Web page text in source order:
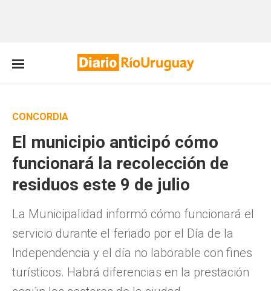
CONCORDIA
El municipio anticipó cómo
funcionará la recolección de
residuos este 9 de julio
La Municipalidad informó cómo funcionará el
servicio durante el feriado por el Día de la
Independencia y el día no laborable con fines
turísticos. Habrá diferencias en la prestación